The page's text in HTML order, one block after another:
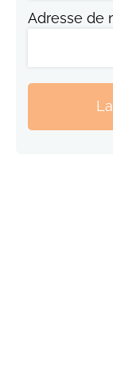
Adresse de